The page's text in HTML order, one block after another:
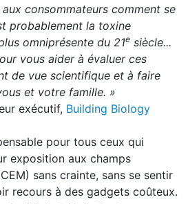
consommateurs comment se
probablement la toxine
omniprésente du 21e siècle...
vous aider à évaluer ces
de vue scientifique et à faire
et votre famille. »
exécutif, Building Biology
pour tous ceux qui
exposition aux champs
sans crainte, sans se sentir
recours à des gadgets coûteux.